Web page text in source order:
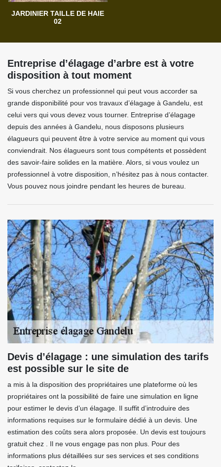
JARDINIER TAILLE DE HAIE
02
Entreprise d’élagage d’arbre est à votre
disposition à tout moment
Si vous cherchez un professionnel qui peut vous accorder sa
grande disponibilité pour vos travaux d’élagage à Gandelu, est
celui vers qui vous devez vous tourner. Entreprise d’élagage
depuis des années à Gandelu, nous disposons plusieurs
élagueurs qui peuvent être à votre service au moment qui vous
conviendrait. Nos élagueurs sont tous compétents et possèdent
des savoir-faire solides en la matière. Alors, si vous voulez un
professionnel à votre disposition, n’hésitez pas à nous contacter.
Vous pouvez nous joindre pendant les heures de bureau.
Devis d’élagage : une simulation des tarifs
est possible sur le site de
a mis à la disposition des propriétaires une plateforme où les
propriétaires ont la possibilité de faire une simulation en ligne
pour estimer le devis d’un élagage. Il suffit d’introduire des
informations requises sur le formulaire dédié à un devis. Une
estimation des coûts sera alors proposée. Un devis est toujours
gratuit chez . Il ne vous engage pas non plus. Pour des
informations plus détaillées sur ses services et ses conditions